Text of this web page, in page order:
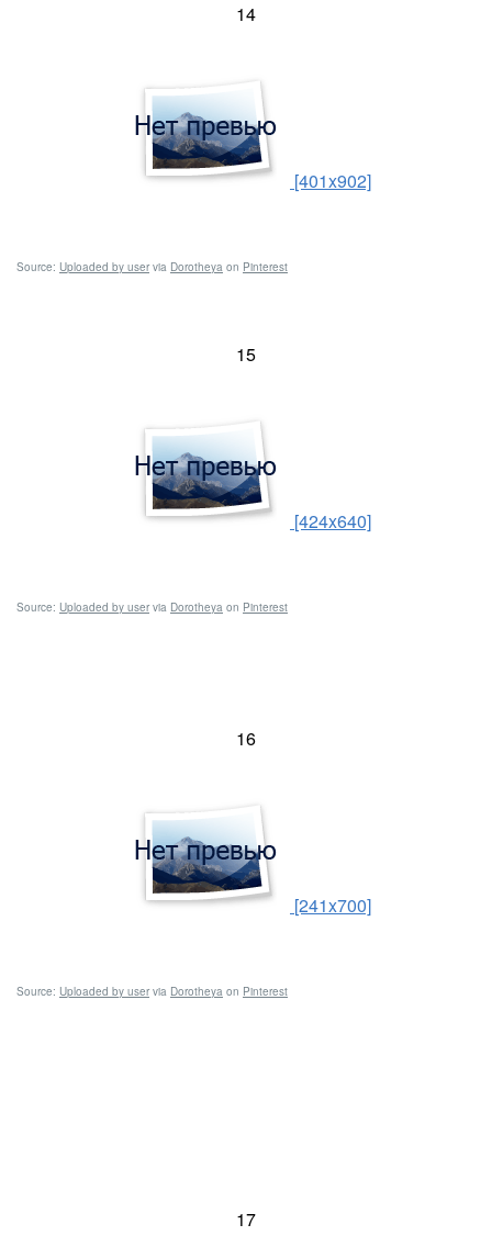
14
[401x902]
Source: Uploaded by uservia Dorotheya on Pinterest
15
[424x640]
Source: Uploaded by uservia Dorotheya on Pinterest
16
[241x700]
Source: Uploaded by uservia Dorotheya on Pinterest
17